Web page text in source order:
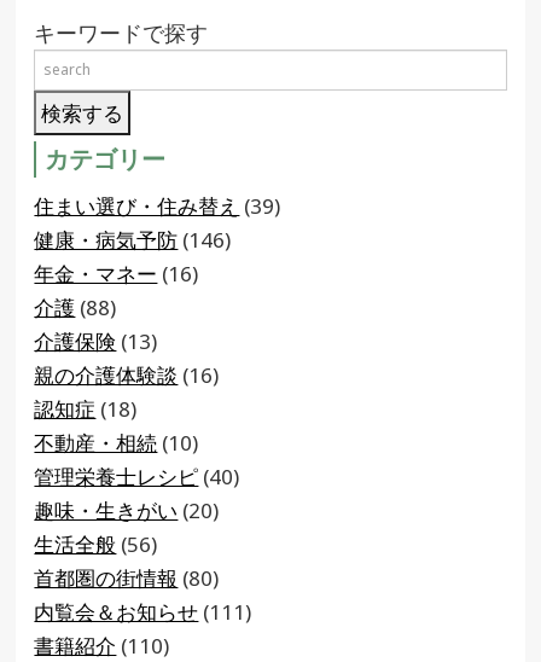
キーワードで探す
カテゴリー
住まい選び・住み替え (39)
健康・病気予防 (146)
年金・マネー (16)
介護 (88)
介護保険 (13)
親の介護体験談 (16)
認知症 (18)
不動産・相続 (10)
管理栄養士レシピ (40)
趣味・生きがい (20)
生活全般 (56)
首都圏の街情報 (80)
内覧会＆お知らせ (111)
書籍紹介 (110)